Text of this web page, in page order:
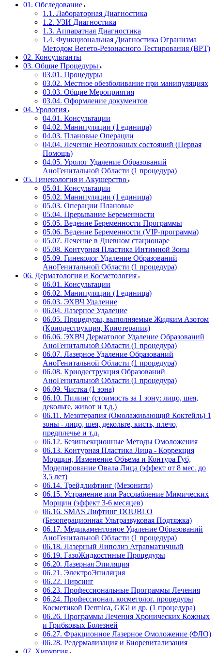
01. Обследование
1.1. Лабораторная Диагностика
1.2. УЗИ Диагностика
1.3. Аппаратная Диагностика
1.4. Функциональная Диагностика Огранизма
Методом Вегето-Резонасного Тестирования (ВРТ)
02. Консультанты
03. Общие Процедуры
03.01. Процедуры
03.02. Местное обезболивание при манипуляциях
03.03. Общие Мероприятия
03.04. Оформление документов
04. Урология
04.01. Консультации
04.02. Манипуляции (1 единица)
04.03. Плановые Операции
04.04. Лечение Неотложных состояний (Первая
Помощь)
04.05. Уролог Удаление Образований
АноГенитальной Области (1 процедура)
05. Гинекология и Акушерство
05.01. Консультации
05.02. Манипуляции (1 единица)
05.03. Операции Плановые
05.04. Прерывание Беременности
05.05. Ведение Беременности Программы
05.06. Ведение Беременности (VIP-программа)
05.07. Лечение в Дневном стационаре
05.08. Контурная Пластика Интимной Зоны
05.09. Гинеколог Удаление Образований
АноГенитальной Области (1 процедура)
06. Дерматология и Косметология
06.01. Консультации
06.02. Манипуляции (1 единица)
06.03. ЭХВЧ Удаление
06.04. Лазерное Удаление
06.05. Процедуры, выполняемые Жидким Азотом
(Криодеструкция, Криотерапия)
06.06. ЭХВЧ Дерматолог Удаление Образований
АноГенитальной Области (1 процедура)
06.07. Лазерное Удаление Образований
АноГенитальной Области (1 процедура)
06.08. Криодеструкция Образований
АноГенитальной Области (1 процедура)
06.09. Чистка (1 зона)
06.10. Пилинг (стоимость за 1 зону: лицо, шея,
декольте, живот и т.д.)
06.11. Мезотерапия (Омолаживающий Коктейль) 1
зоны - лицо, шея, декольте, кисть, плечо,
предплечье и т.д.
06.12. Безиньекционные Методы Омоложения
06.13. Контурная Пластика Лица - Коррекция
Морщин, Изменение Объема и Контура Губ,
Моделирование Овала Лица (эффект от 8 мес. до
3,5 лет)
06.14. Трейдлифтинг (Мезонити)
06.15. Устранение или Расслабление Мимических
Морщин (эффект 3-6 месяцев)
06.16. SMAS Лифтинг DOUBLO
(Безоперационная Ультразвуковая Подтяжка)
06.17. Медикаментозное Удаление Образований
АноГенитальной Области (1 процедура)
06.18. Лазерный Липолиз Атравматичный
06.19. ГазоЖидкостнные Процедуры
06.20. Лазерная Эпиляция
06.21. ЭлектроЭпиляция
06.22. Пирсинг
06.23. Профессиональные Программы Лечения
06.24. Профессионал. косметолог. процедуры
Косметикой Dermica, GiGi и др. (1 процедура)
06.26. Программы Лечения Хронических Кожных
и Грибковых Болезней
06.27. Фракционное Лазерное Омоложение (ФЛО)
06.28. Редермализация и Биоревитализация
07. Хирургия